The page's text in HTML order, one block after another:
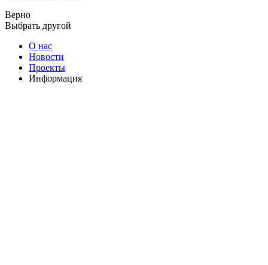
Верно
Выбрать другой
О нас
Новости
Проекты
Информация